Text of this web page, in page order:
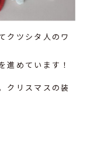
クツシタ人のワ
進めています！
クリスマスの装